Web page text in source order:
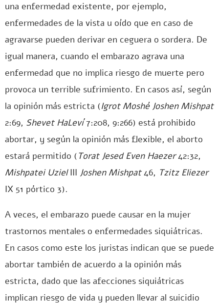
una enfermedad existente, por ejemplo,
enfermedades de la vista u oído que en caso de
agravarse pueden derivar en ceguera o sordera. De
igual manera, cuando el embarazo agrava una
enfermedad que no implica riesgo de muerte pero
provoca un terrible sufrimiento. En casos así, según
la opinión más estricta (Igrot Moshé Joshen Mishpat
2:69, Shevet HaLeví7:208, 9:266) está prohibido
abortar, y según la opinión más flexible, el aborto
estará permitido (Torat Jesed Even Haezer42:32,
Mishpatei UzielIII Joshen Mishpat46, Tzitz Eliezer
IX 51 pórtico 3).
A veces, el embarazo puede causar en la mujer
trastornos mentales o enfermedades siquiátricas.
En casos como este los juristas indican que se puede
abortar también de acuerdo a la opinión más
estricta, dado que las afecciones siquiátricas
implican riesgo de vida y pueden llevar al suicidio